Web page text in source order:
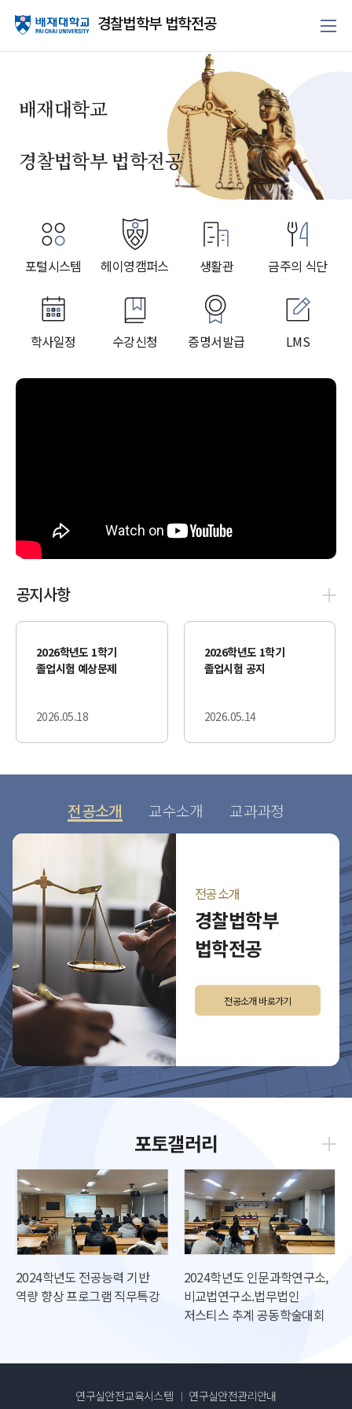
경찰법학부 법학전공
배재대학교
경찰법학부 법학전공
포털시스템 헤이영캠퍼스 생활관 금주의 식단
학사일정 수강신청 증명서발급 LMS
공지사항
2026학년도 1학기
졸업시험 예상문제
2026.05.18
2026학년도 1학기
졸업시험 공지
2026.05.14
기
전공소개
전공소개
경찰법학부
법학전공
전공소개 바로가기
교수소개 교과과정
포토갤러리
2024학년도 전공능력 기반
역량 향상 프로그램 직무특강
2024학년도 인문과학연구소,
비교법연구소.법무법인
저스티스 추계 공동학술대회
기
연구실안전교육시스템
연구실안전관리안내